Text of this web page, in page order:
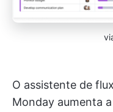
O assistente de
Monday aumenta